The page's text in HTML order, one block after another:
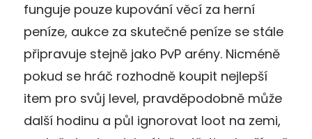
funguje pouze kupování věcí za herní
peníze, aukce za skutečné peníze se stále
připravuje stejně jako PvP arény. Nicméně
pokud se hráč rozhodně koupit nejlepší
item pro svůj level, pravděpodobně může
další hodinu a půl ignorovat loot na zemi,